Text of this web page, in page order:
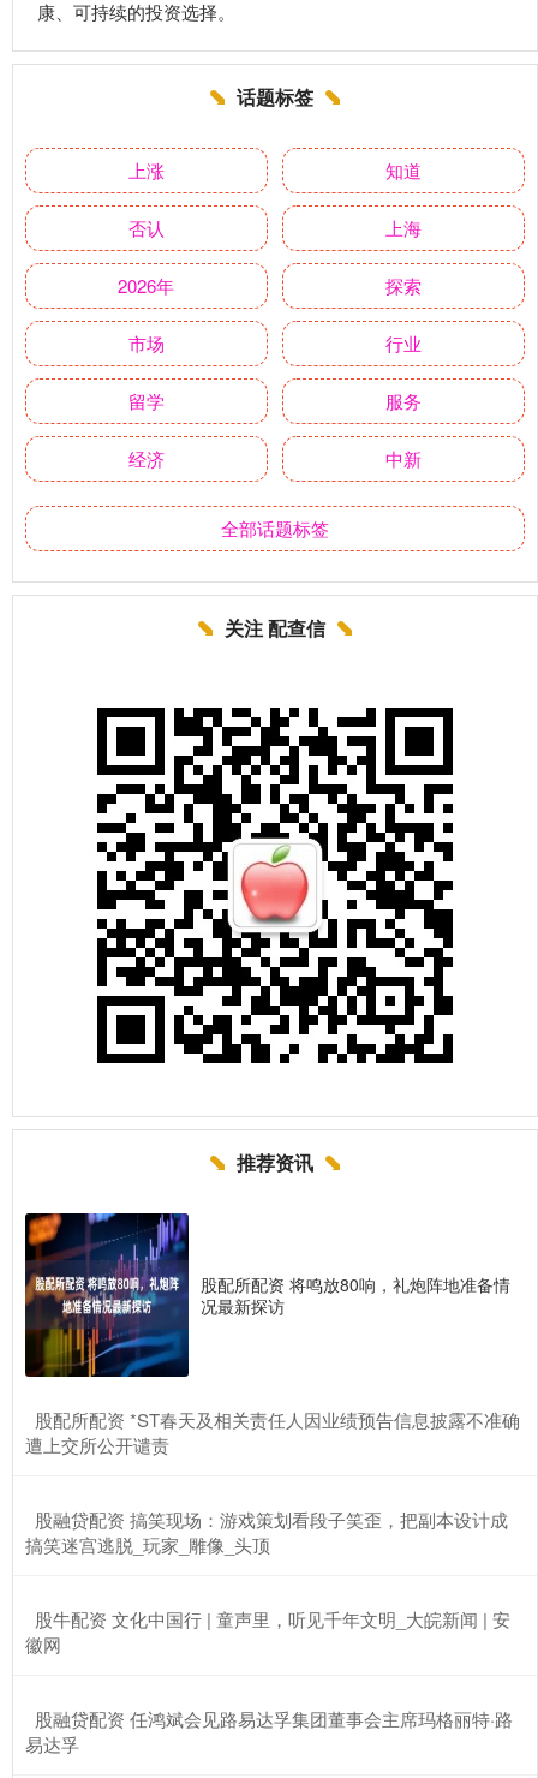
康、可持续的投资选择。
话题标签
上涨 知道
否认 上海
2026年 探索
市场 行业
留学 服务
经济 中新
全部话题标签
关注 配查信
推荐资讯
股配所配资 将鸣放80响，礼炮阵地准备情
况最新探访
​股配所配资 *ST春天及相关责任人因业绩预告信息披露不准确
遭上交所公开谴责
​股融贷配资 搞笑现场：游戏策划看段子笑歪，把副本设计成
搞笑迷宫逃脱_玩家_雕像_头顶
​股牛配资 文化中国行 | 童声里，听见千年文明_大皖新闻 | 安
徽网
​股融贷配资 任鸿斌会见路易达孚集团董事会主席玛格丽特·路
易达孚